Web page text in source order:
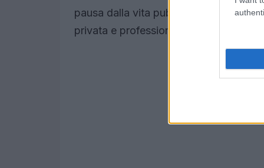
pausa dalla vita pubblica? Questo è il
privata e professionale.